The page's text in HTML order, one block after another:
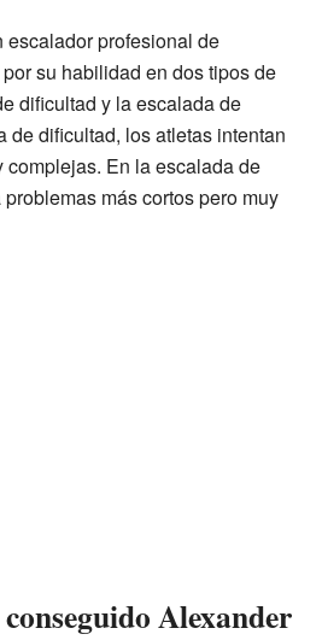
profesional de
su habilidad en dos tipos de
dificultad y la escalada de
de dificultad, los atletas intentan
complejas. En la escalada de
más cortos pero muy
Alexander